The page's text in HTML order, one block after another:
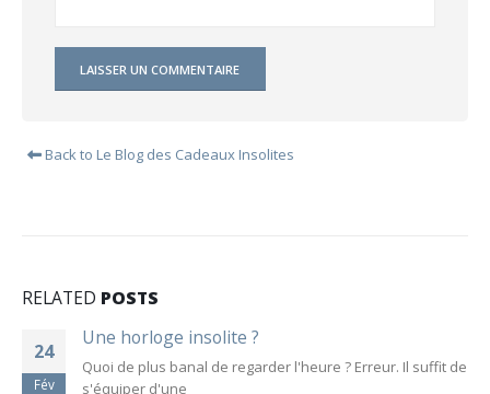
Back to Le Blog des Cadeaux Insolites
RELATED POSTS
24
Fév
Une horloge insolite ?
Quoi de plus banal de regarder l'heure ? Erreur. Il suffit de
s'équiper d'une